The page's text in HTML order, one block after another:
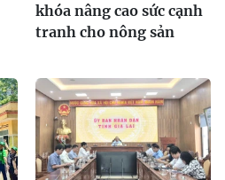
khóa nâng cao sức cạnh
tranh cho nông sản